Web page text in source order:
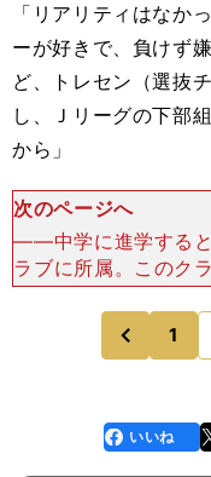
「リアリティはなか
ーが好きで、負けず
ど、トレセン（選抜
し、Ｊリーグの下部
から」
次のページへ
――中学に進学すると
ラブに所属。このク
わっているクラブと
ときは別の名前のク
る
前
1
faceboo
k
いいね